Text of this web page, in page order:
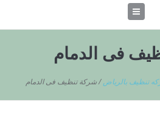
فى الدمام
تنظيف بالرياض /شركة تنظيف فى الدمام